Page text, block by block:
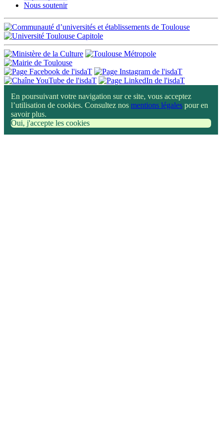
Nous soutenir
En poursuivant votre navigation sur ce site, vous acceptez
l’utilisation de cookies. Consultez nos mentions légales pour en
savoir plus.
Oui, j'accepte les cookies